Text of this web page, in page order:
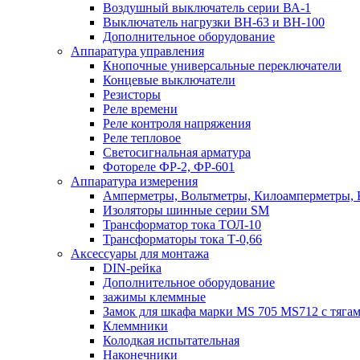
Воздушный выключатель серии ВА-1
Выключатель нагрузки ВН-63 и ВН-100
Дополнительное оборудование
Аппаратура управления
Кнопочные универсальные переключатели
Концевые выключатели
Резисторы
Реле времени
Реле контроля напряжения
Реле тепловое
Светосигнальная арматура
Фотореле ФР-2, ФР-601
Аппаратура измерения
Амперметры, Вольтметры, Килоамперметры,
Изоляторы шинные серии SM
Трансформатор тока ТОЛ-10
Трансформаторы тока Т-0,66
Аксессуары для монтажа
DIN-рейка
Дополнительное оборудование
зажимы клеммные
Замок для шкафа марки MS 705 MS712 с
Клеммники
Колодкая испытательная
Наконечники